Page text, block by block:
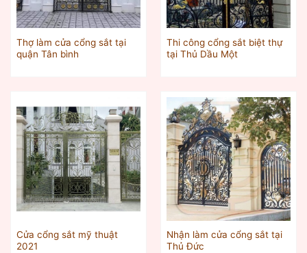
Thợ làm cửa cổng sắt tại
quận Tân bình
Thi công cổng sắt biệt thự
tại Thủ Dầu Một
Cửa cổng sắt mỹ thuật
2021
Nhận làm cửa cổng sắt tại
Thủ Đức